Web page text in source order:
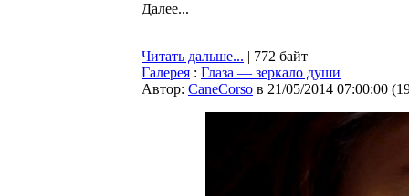
Далее...
Читать дальше... | 772 байт
Галерея : Глаза — зеркало души
Автор: CaneCorso в 21/05/2014 07:00:00 (